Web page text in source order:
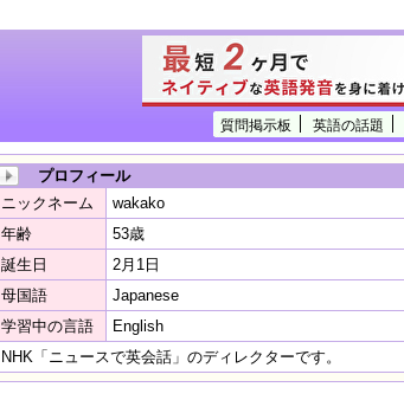
質問掲示板 英語の話題
プロフィール
ニックネーム
wakako
年齢
53歳
誕生日
2月1日
母国語
Japanese
学習中の言語
English
NHK「ニュースで英会話」のディレクターです。